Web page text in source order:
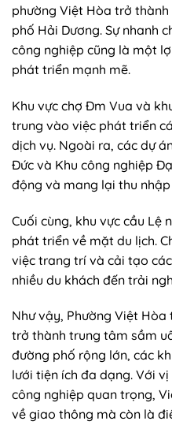
phường Việt Hòa trở
phố Hải Dương. Sự nhanh
công nghiệp cũng là một
phát triển mạnh mẽ.
Khu vực chợ Đm Vua và
trung vào việc phát triển
dịch vụ. Ngoài ra, các dự
Đức và Khu công nghiệp
động và mang lại thu
Cuối cùng, khu vực cầu Lệ
phát triển về mặt du lịch.
việc trang trí và cải tạo
nhiều du khách đến trải
Như vậy, Phường Việt
trở thành trung tâm sầm
đường phố rộng lớn, các
lưới tiện ích đa dạng. Với
công nghiệp quan trọng,
về giao thông mà còn là